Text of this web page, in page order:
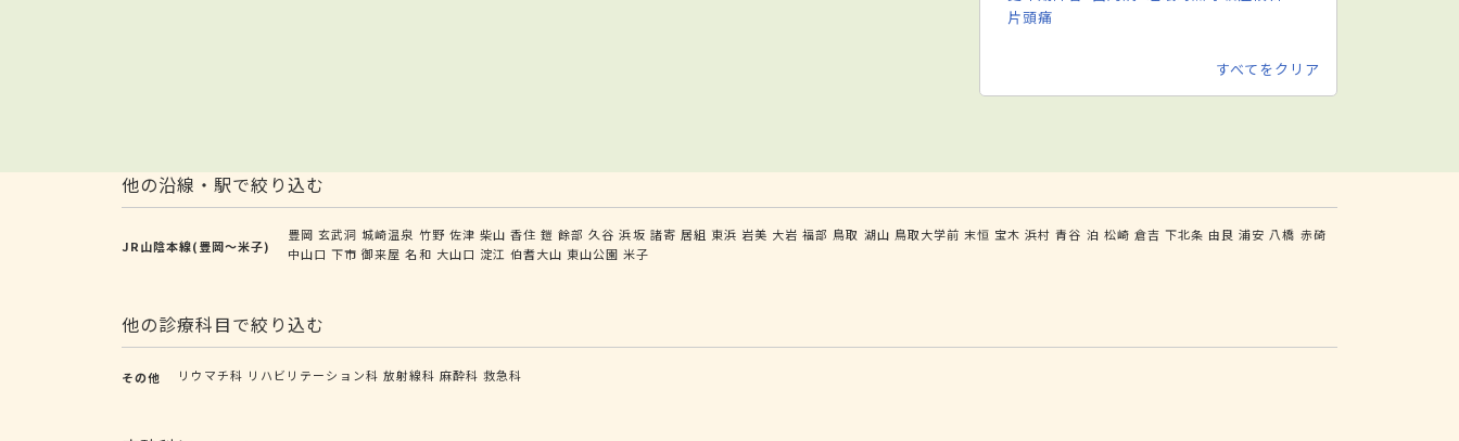
片頭痛
すべてをクリア
他の沿線・駅で絞り込む
JR山陰本線(豊岡～米子)
豊岡 玄武洞 城崎温泉 竹野 佐津 柴山 香住 鎧 餘部 久谷 浜坂 諸寄 居組 東浜 岩美 大岩 福部 鳥取 湖山 鳥取大学前 末恒 宝木 浜村 青谷 泊 松崎 倉吉 下北条 由良 浦安 八橋 赤碕
中山口 下市 御来屋 名和 大山口 淀江 伯耆大山 東山公園 米子
他の診療科目で絞り込む
その他 リウマチ科 リハビリテーション科 放射線科 麻酔科 救急科